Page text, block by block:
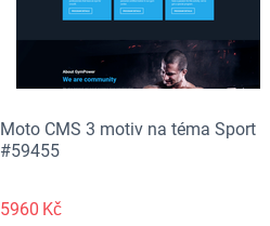
Moto CMS 3 motiv na téma Sport
#59455
5960 Kč